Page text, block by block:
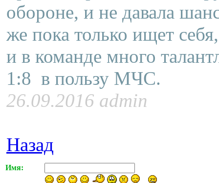
обороне, и не давала
же пока только ищет
и в команде много
1:8 в пользу МЧС.
26.09.2016 admin
Назад
Имя: